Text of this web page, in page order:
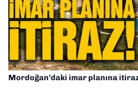
Mordoğan’daki imar planına